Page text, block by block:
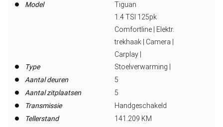
Model
Tiguan
Type
1.4 TSI 125pk
Comfortline | Elektr.
trekhaak | Camera |
Carplay |
Stoelverwarming |
Aantal deuren
5
Aantal zitplaatsen
5
Transmissie
Handgeschakeld
Tellerstand
141.209 KM